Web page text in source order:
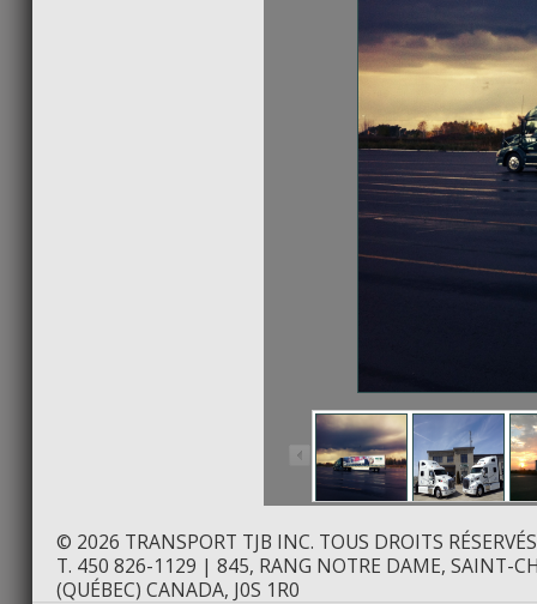
© 2026 TRANSPORT TJB INC. TOUS DROITS
T. 450 826-1129 | 845, RANG NOTRE DAME, SAINT-
(QUÉBEC) CANADA, J0S 1R0